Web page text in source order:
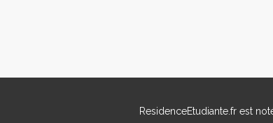
ResidenceEtudiante.frest